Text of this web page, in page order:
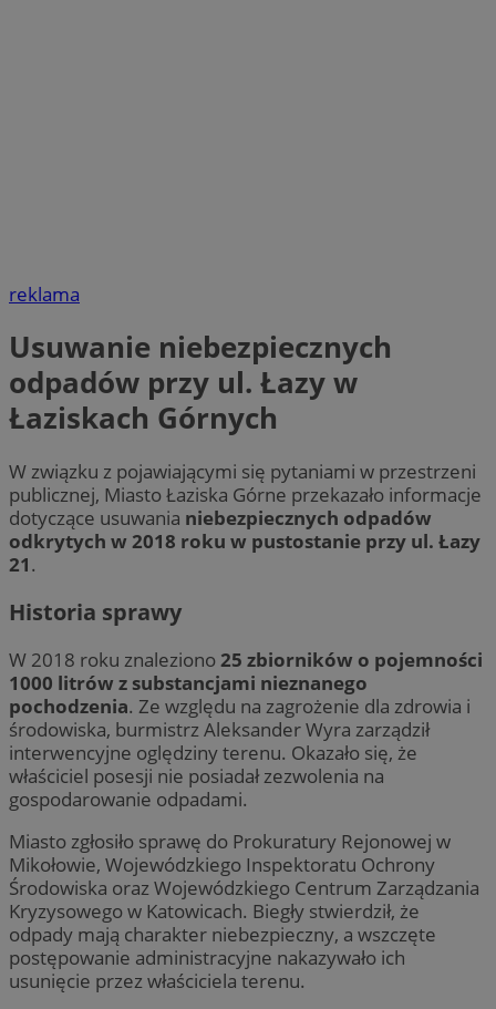
reklama
Usuwanie niebezpiecznych
odpadów przy ul. Łazy w
Łaziskach Górnych
W związku z pojawiającymi się pytaniami w przestrzeni
publicznej, Miasto Łaziska Górne przekazało informacje
dotyczące usuwania niebezpiecznych odpadów
odkrytych w 2018 roku w pustostanie przy ul. Łazy
21.
Historia sprawy
W 2018 roku znaleziono25 zbiorników o pojemności
1000 litrów z substancjami nieznanego
pochodzenia. Ze względu na zagrożenie dla zdrowia i
środowiska, burmistrz Aleksander Wyra zarządził
interwencyjne oględziny terenu. Okazało się, że
właściciel posesji nie posiadał zezwolenia na
gospodarowanie odpadami.
Miasto zgłosiło sprawę do Prokuratury Rejonowej w
Mikołowie, Wojewódzkiego Inspektoratu Ochrony
Środowiska oraz Wojewódzkiego Centrum Zarządzania
Kryzysowego w Katowicach. Biegły stwierdził, że
odpady mają charakter niebezpieczny, a wszczęte
postępowanie administracyjne nakazywało ich
usunięcie przez właściciela terenu.